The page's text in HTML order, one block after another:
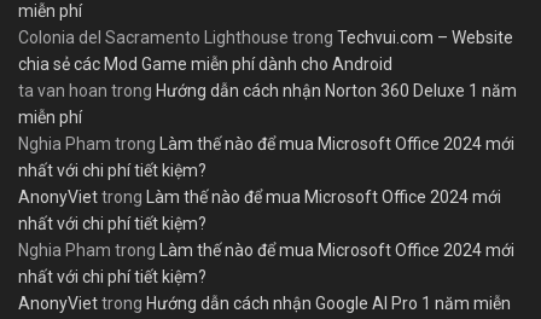
miễn phí
Colonia del Sacramento Lighthouse trong Techvui.com – Website
chia sẻ các Mod Game miễn phí dành cho Android
ta van hoan trong Hướng dẫn cách nhận Norton 360 Deluxe 1 năm
miễn phí
Nghia Pham trong Làm thế nào để mua Microsoft Office 2024 mới
nhất với chi phí tiết kiệm?
AnonyViettrong Làm thế nào để mua Microsoft Office 2024 mới
nhất với chi phí tiết kiệm?
Nghia Pham trong Làm thế nào để mua Microsoft Office 2024 mới
nhất với chi phí tiết kiệm?
AnonyViettrong Hướng dẫn cách nhận Google AI Pro 1 năm miễn